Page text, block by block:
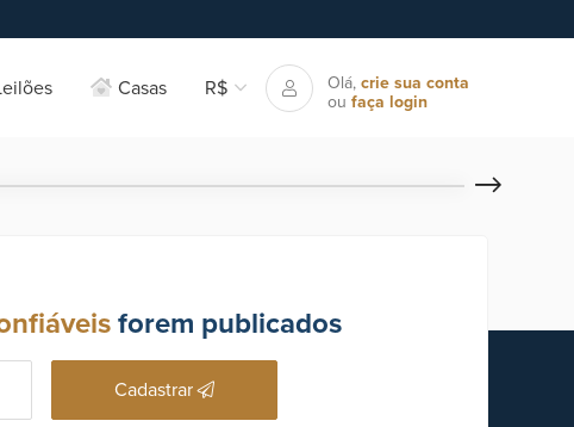
Casas R$ Olá, crie sua conta
ou faça login
forem publicados
Cadastrar